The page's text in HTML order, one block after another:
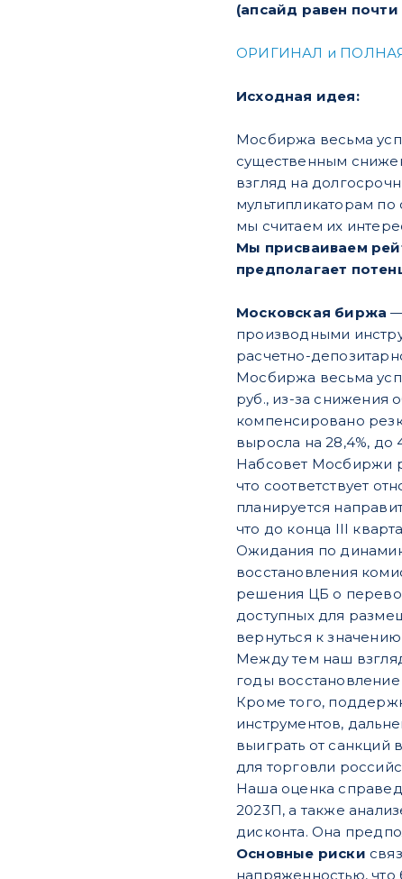
(апсайд равен почти
ОРИГИНАЛ и
Исходная идея:
Мосбиржа весьма
существенным
взгляд на
мультипликаторам
мы считаем их
Мы присваиваем
предполагает
Московская биржа —
производными
расчетно-
Мосбиржа весьма
руб., из-за снижения
компенсировано
выросла на 28,4%, до
Набсовет Мосбиржи
что соответствует
планируется
что до конца III
Ожидания по
восстановления
решения ЦБ о
доступных для
вернуться к значению
Между тем наш
годы
Кроме того,
инструментов,
выиграть от санкций
для торговли
Наша оценка
2023П, а также
дисконта. Она
Основные риски
напряженностью,